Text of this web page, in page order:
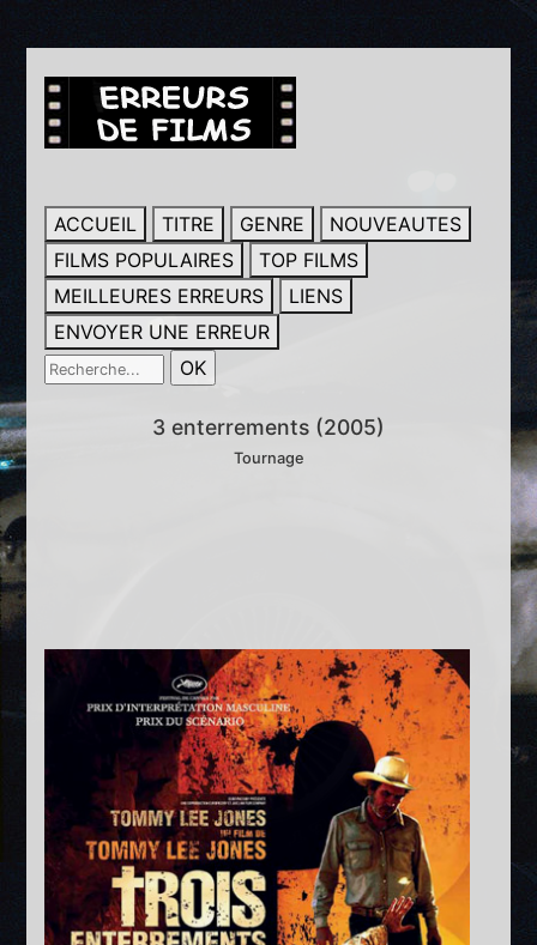
ACCUEIL TITRE GENRE
NOUVEAUTES
FILMS POPULAIRES
TOP FILMS
MEILLEURES ERREURS
LIENS
ENVOYER UNE ERREUR
3 enterrements (2005)
Tournage